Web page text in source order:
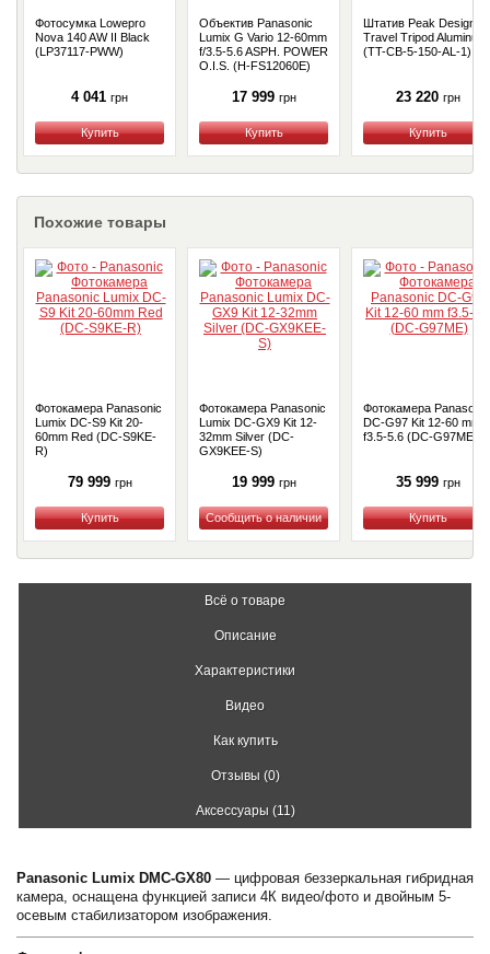
Фотосумка Lowepro
Nova 140 AW II Black
(LP37117-PWW)
4 041 грн
Купить
Объектив Panasonic
Lumix G Vario 12-60mm
f/3.5-5.6 ASPH. POWER
O.I.S. (H-FS12060E)
17 999 грн
Купить
Штатив Peak Design
Travel Tripod Aluminum
(TT-CB-5-150-AL-1)
23 220 грн
Купить
Похожие товары
Фотокамера Panasonic
Lumix DC-S9 Kit 20-
60mm Red (DC-S9KE-
R)
79 999 грн
Купить
Фотокамера Panasonic
Lumix DC-GX9 Kit 12-
32mm Silver (DС-
GX9KEE-S)
19 999 грн
Купить
Фотокамера Panasonic
DC-G97 Kit 12-60 mm
f3.5-5.6 (DC-G97ME)
35 999 грн
Купить
Всё о товаре
Описание
Характеристики
Видео
Как купить
Отзывы (0)
Аксессуары (11)
Panasonic Lumix DMC-GX80 — цифровая беззеркальная гибридная
камера, оснащена функцией записи 4К видео/фото и двойным 5-
осевым стабилизатором изображения.